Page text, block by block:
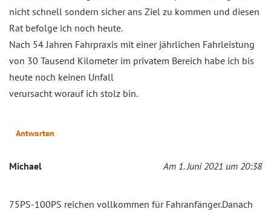
nicht schnell sondern sicher ans Ziel zu kommen und diesen
Rat befolge ich noch heute.
Nach 54 Jahren Fahrpraxis mit einer jährlichen Fahrleistung
von 30 Tausend Kilometer im privatem Bereich habe ich bis
heute noch keinen Unfall
verursacht worauf ich stolz bin.
Antworten
Michael Am 1. Juni 2021 um 20:38
75PS-100PS reichen vollkommen für Fahranfänger.Danach